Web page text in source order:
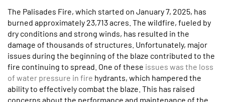
The Palisades Fire, which started on January 7, 2025, has
burned approximately 23,713 acres. The wildfire, fueled by
dry conditions and strong winds, has resulted in the
damage of thousands of structures. Unfortunately, major
issues during the beginning of the blaze contributed to the
fire continuing to spread. One of these issues was the loss
of water pressure in fire hydrants, which hampered the
ability to effectively combat the blaze. This has raised
concerns about the performance and maintenance of the